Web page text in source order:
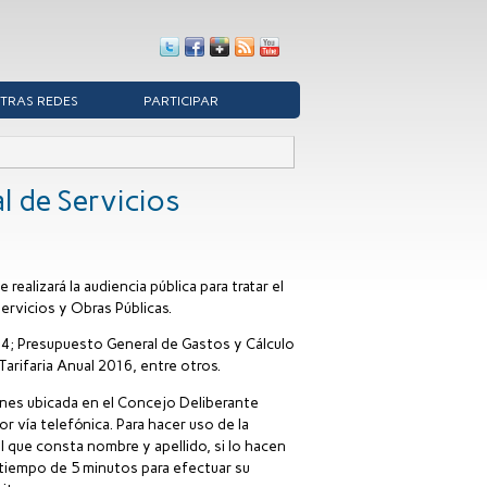
REDES PARTICIPAR
de Servicios
la audiencia pública para tratar el
y Obras Públicas.
Presupuesto General de Gastos y Cálculo
Anual 2016, entre otros.
ubicada en el Concejo Deliberante
vía telefónica. Para hacer uso de la
consta nombre y apellido, si lo hacen
de 5 minutos para efectuar su